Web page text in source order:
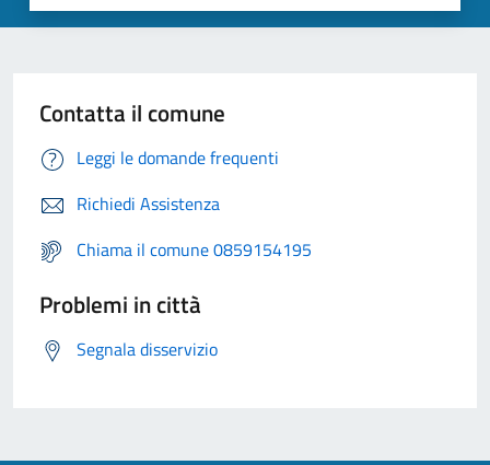
Contatta il comune
Leggi le domande frequenti
Richiedi Assistenza
Chiama il comune 0859154195
Problemi in città
Segnala disservizio